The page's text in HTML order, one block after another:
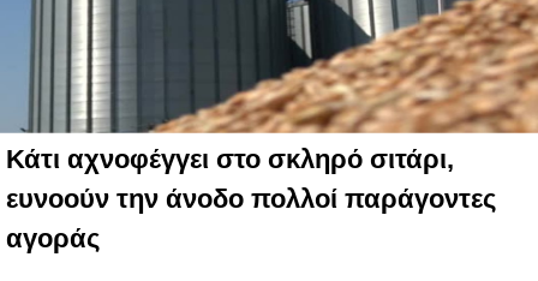
Κάτι αχνοφέγγει στο σκληρό σιτάρι,
ευνοούν την άνοδο πολλοί παράγοντες
αγοράς